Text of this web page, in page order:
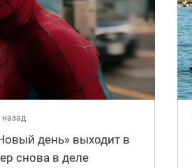
день» выходит в
снова в деле